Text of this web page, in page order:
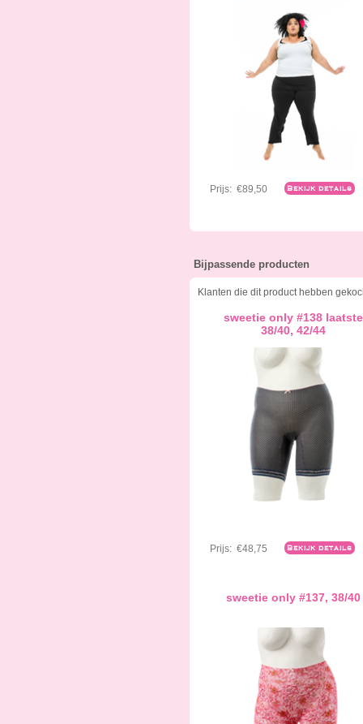
Prijs: €89,50 Bekijk details
Bijpassende producten
Klanten die dit product hebben
sweetie only #138 laatste
38/40, 42/44
Prijs: €48,75 Bekijk details
sweetie only #137, 38/40